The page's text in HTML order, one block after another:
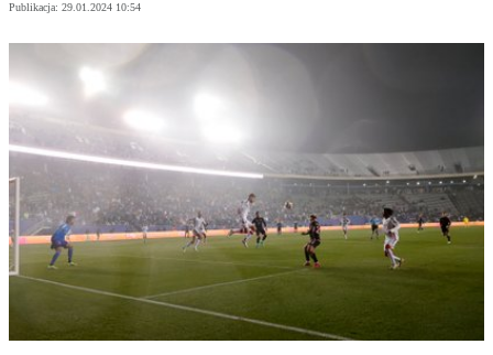
Publikacja: 29.01.2024 10:54